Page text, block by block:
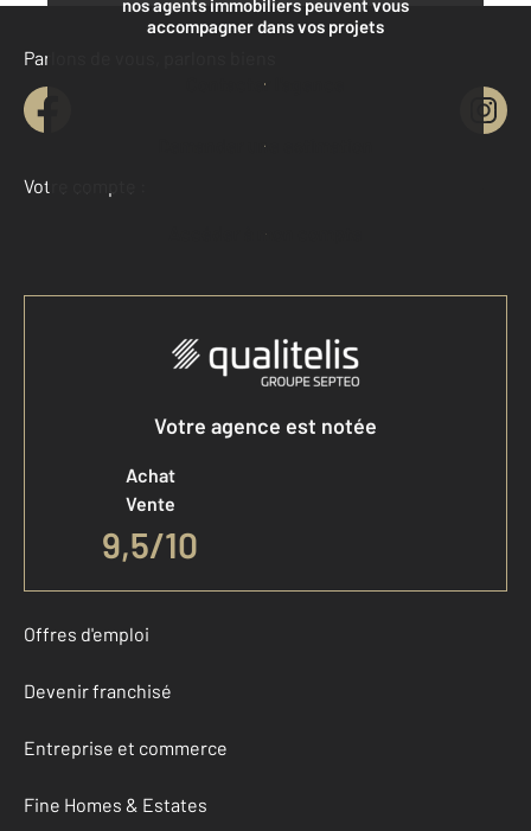
accompagner dans vos projets
Contacter l'agence
Demander une estimation
Parlons de vous, parlons biens
Votre compte :
Accéder à mon compte
Votre agence est notée
Achat
Vente
9,5/10
Offres d'emploi
Devenir franchisé
Entreprise et commerce
Fine Homes & Estates